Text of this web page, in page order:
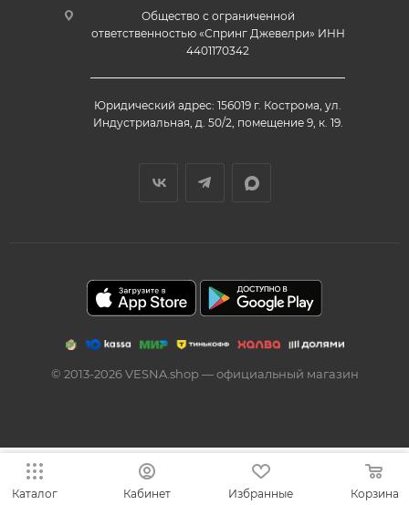
Общество с ограниченной
ответственностью «Спринг Джевелри» ИНН
4401170342
Юридический адрес: 156019 г. Кострома, ул.
Индустриальная, д. 50/2, помещение 9, к. 19.
© 2013-2026 VESNA.shop — официальный магазин
Каталог Кабинет Избранные Корзина